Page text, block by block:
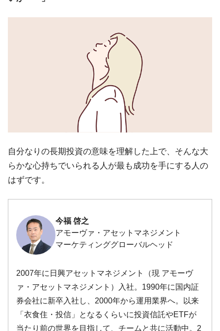
自分なりの長期投資の意味を理解した上で、そんな大
らかな心持ちでいられる人が最も成功を手にする人の
はずです。
今福 啓之
アモーヴァ・アセットマネジメント